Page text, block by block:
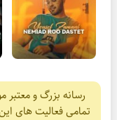
رسانه بزرگ و
تمامی فعالیت های